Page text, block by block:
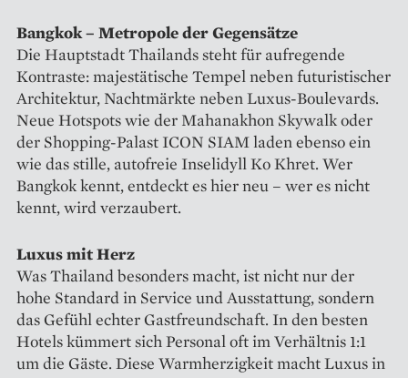
Bangkok – Metropole der Gegensätze
Die Hauptstadt Thailands steht für aufregende
Kontraste: majestätische Tempel neben futuristischer
Architektur, Nachtmärkte neben Luxus-Boulevards.
Neue Hotspots wie der Mahanakhon Skywalk oder
der Shopping-Palast ICON SIAM laden ebenso ein
wie das stille, autofreie Inselidyll Ko Khret. Wer
Bangkok kennt, entdeckt es hier neu – wer es nicht
kennt, wird verzaubert.
Luxus mit Herz
Was Thailand besonders macht, ist nicht nur der
hohe Standard in Service und Ausstattung, sondern
das Gefühl echter Gastfreundschaft. In den besten
Hotels kümmert sich Personal oft im Verhältnis 1:1
um die Gäste. Diese Warmherzigkeit macht Luxus in